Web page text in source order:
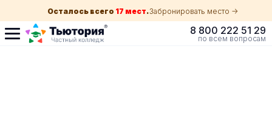
Осталось всего 17 мест.Забронировать место ->
8 800 222 51 29
по всем вопросам